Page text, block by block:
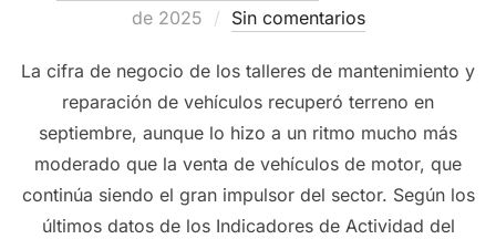
el
de 2025
Sin comentarios
La cifra de negocio de los talleres de mantenimiento y
reparación de vehículos recuperó terreno en
septiembre, aunque lo hizo a un ritmo mucho más
moderado que la venta de vehículos de motor, que
continúa siendo el gran impulsor del sector. Según los
últimos datos de los Indicadores de Actividad del